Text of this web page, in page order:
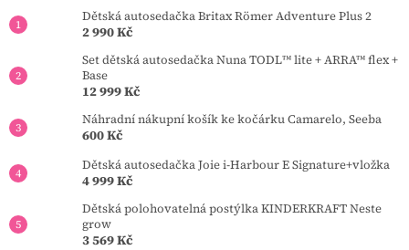
Dětská autosedačka Britax Römer Adventure Plus 2
2 990 Kč
Set dětská autosedačka Nuna TODL™ lite + ARRA™ flex +
Base
12 999 Kč
Náhradní nákupní košík ke kočárku Camarelo, Seeba
600 Kč
Dětská autosedačka Joie i-Harbour E Signature+vložka
4 999 Kč
Dětská polohovatelná postýlka KINDERKRAFT Neste
grow
3 569 Kč